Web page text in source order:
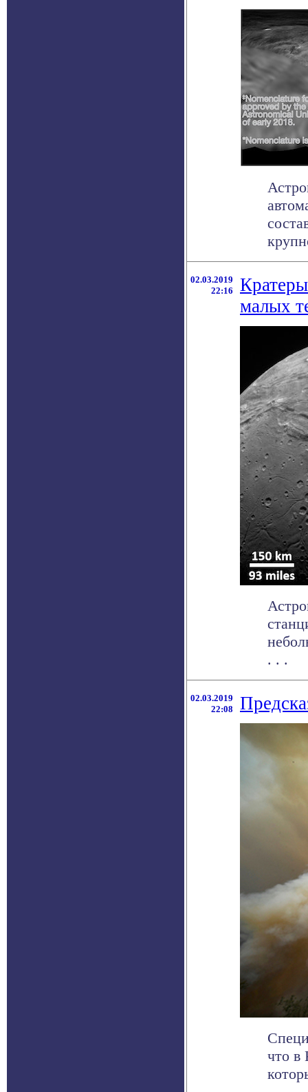
02.03.2019
22:16
малых
. . .
02.03.2019
22:08
что в